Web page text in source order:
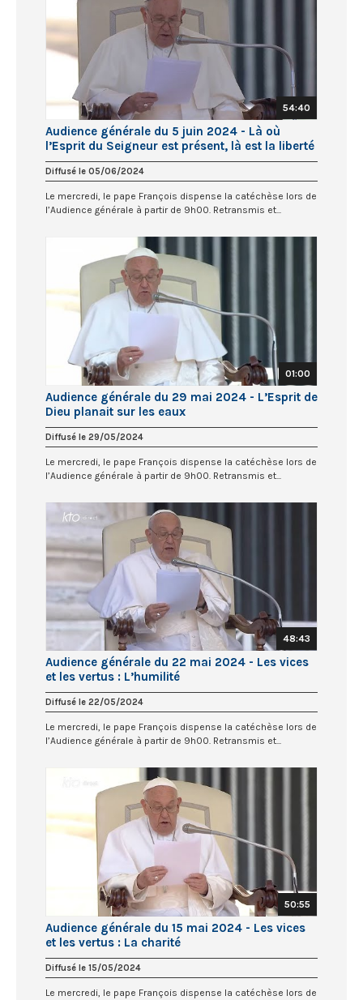
54:40
Audience générale du 5 juin 2024 - Là où
l’Esprit du Seigneur est présent, là est la liberté
Diffusé le 05/06/2024
Le mercredi, le pape François dispense la catéchèse lors de
l’Audience générale à partir de 9h00. Retransmis et...
01:00
Audience générale du 29 mai 2024 - L’Esprit de
Dieu planait sur les eaux
Diffusé le 29/05/2024
Le mercredi, le pape François dispense la catéchèse lors de
l’Audience générale à partir de 9h00. Retransmis et...
48:43
Audience générale du 22 mai 2024 - Les vices
et les vertus : L’humilité
Diffusé le 22/05/2024
Le mercredi, le pape François dispense la catéchèse lors de
l’Audience générale à partir de 9h00. Retransmis et...
50:55
Audience générale du 15 mai 2024 - Les vices
et les vertus : La charité
Diffusé le 15/05/2024
Le mercredi, le pape François dispense la catéchèse lors de